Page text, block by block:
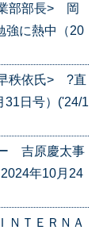
部部長> 岡
強に熱中（20
秩依氏> ?直
31日号）('24/1
吉原慶太事
年10月24
ＮＴＥＲＮＡ